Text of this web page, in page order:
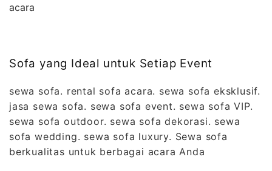
acara
Sofa yang Ideal untuk Setiap Event
sewa sofa. rental sofa acara. sewa sofa eksklusif.
jasa sewa sofa. sewa sofa event. sewa sofa VIP.
sewa sofa outdoor. sewa sofa dekorasi. sewa
sofa wedding. sewa sofa luxury. Sewa sofa
berkualitas untuk berbagai acara Anda